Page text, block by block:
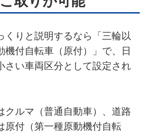
くりと説明するなら「三輪以
機付自転車（原付）」で、日
さい車両区分として設定され
クルマ（普通自動車）、道路
原付（第一種原動機付自転